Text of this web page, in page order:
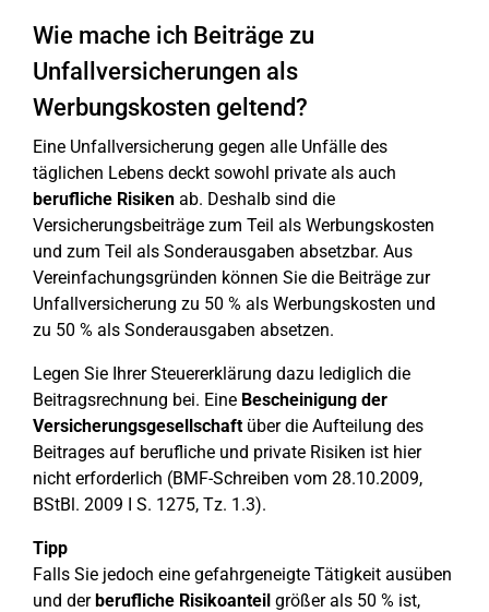
Wie mache ich Beiträge zu
Unfallversicherungen als
Werbungskosten geltend?
Eine Unfallversicherung gegen alle Unfälle des
täglichen Lebens deckt sowohl private als auch
berufliche Risiken ab. Deshalb sind die
Versicherungsbeiträge zum Teil als Werbungskosten
und zum Teil als Sonderausgaben absetzbar. Aus
Vereinfachungsgründen können Sie die Beiträge zur
Unfallversicherung zu 50 % als Werbungskosten und
zu 50 % als Sonderausgaben absetzen.
Legen Sie Ihrer Steuererklärung dazu lediglich die
Beitragsrechnung bei. Eine Bescheinigung der
Versicherungsgesellschaftüber die Aufteilung des
Beitrages auf berufliche und private Risiken ist hier
nicht erforderlich (BMF-Schreiben vom 28.10.2009,
BStBl. 2009 I S. 1275, Tz. 1.3).
Tipp
Falls Sie jedoch eine gefahrgeneigte Tätigkeit ausüben
und derberufliche Risikoanteil größer als 50 % ist,